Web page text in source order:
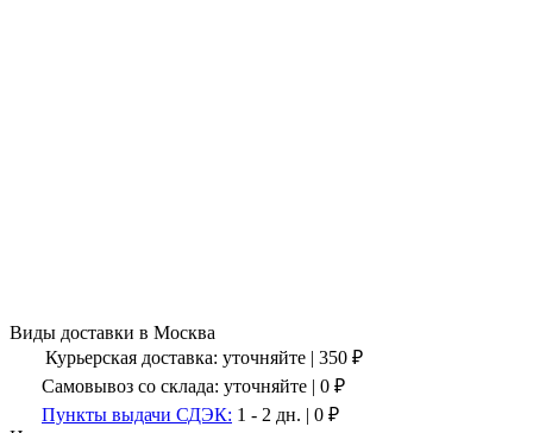
Виды доставки в Москва
Курьерская доставка: уточняйте | 350 ₽
Самовывоз со склада: уточняйте | 0 ₽
Пункты выдачи СДЭК: 1 - 2 дн. | 0 ₽